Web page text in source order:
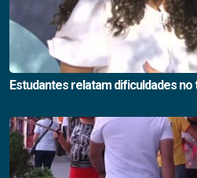
Estudantes relatam dificuldades